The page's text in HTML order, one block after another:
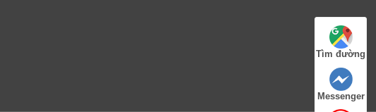
Tìm đường
Messenger